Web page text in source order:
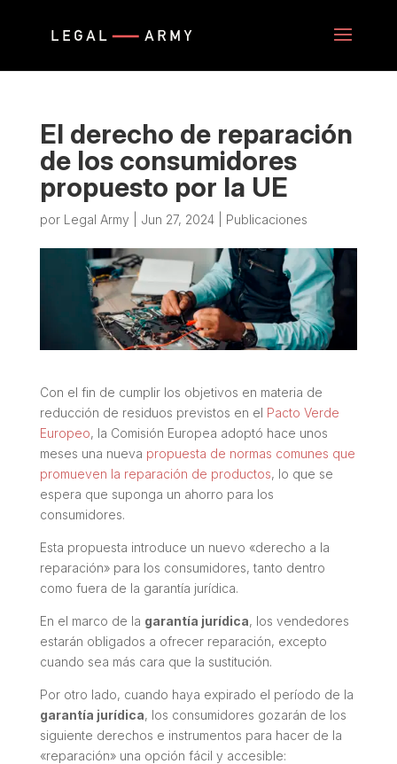
El derecho de reparación
de los consumidores
propuesto por la UE
por Legal Army Jun 27, 2024| Publicaciones
Con el fin de cumplir los objetivos en materia de
reducción de residuos previstos en el Pacto Verde
Europeo, la Comisión Europea adoptó hace unos
meses una nueva propuesta de normas comunes que
promueven la reparación de productos, lo que se
espera que suponga un ahorro para los
consumidores.
Esta propuesta introduce un nuevo «derecho a la
reparación» para los consumidores, tanto dentro
como fuera de la garantía jurídica.
En el marco de la garantía jurídica, los vendedores
estarán obligados a ofrecer reparación, excepto
cuando sea más cara que la sustitución.
Por otro lado, cuando haya expirado el período de la
garantía jurídica, los consumidores gozarán de los
siguiente derechos e instrumentos para hacer de la
«reparación» una opción fácil y accesible: